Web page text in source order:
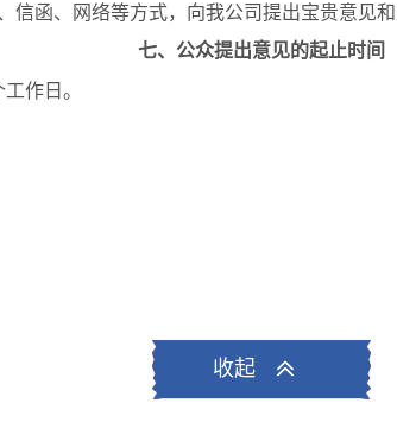
信函、网络等方式，向我公司提出宝贵意见
七、公众提出意见的起止时间
工作日。
收起 